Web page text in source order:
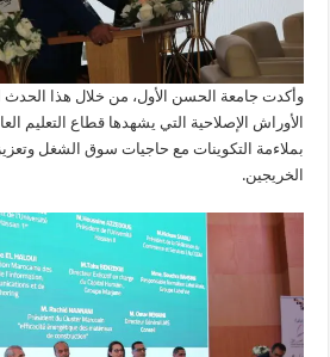
وأكدت جامعة الحسن الأول، من خلال هذا الحدث
الأوراش الإصلاحية التي يشهدها قطاع التعليم
بملاءمة التكوينات مع حاجيات سوق الشغل
الخريجين.